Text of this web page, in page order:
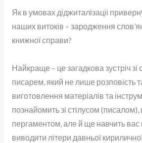
Як в умовах діджиталізаціі
наших витоків – зародження
книжної справи?
Найкраще – це загадкова зустріч
писарем, який не лише розповість
виготовлення матеріалів та
познайомить зі стілусом
пергаментом, але й ще навчить вас
виводити літери давньої